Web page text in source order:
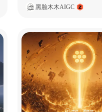
黑脸木木AIGC